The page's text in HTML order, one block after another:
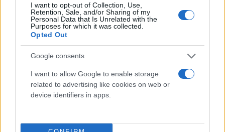
I want to opt-out of Collection, Use,
Retention, Sale, and/or Sharing of my
Personal Data that Is Unrelated with the
Purposes for which it was collected.
Opted Out
Google consents
I want to allow Google to enable storage
related to advertising like cookies on web or
device identifiers in apps.
kriti360.gr